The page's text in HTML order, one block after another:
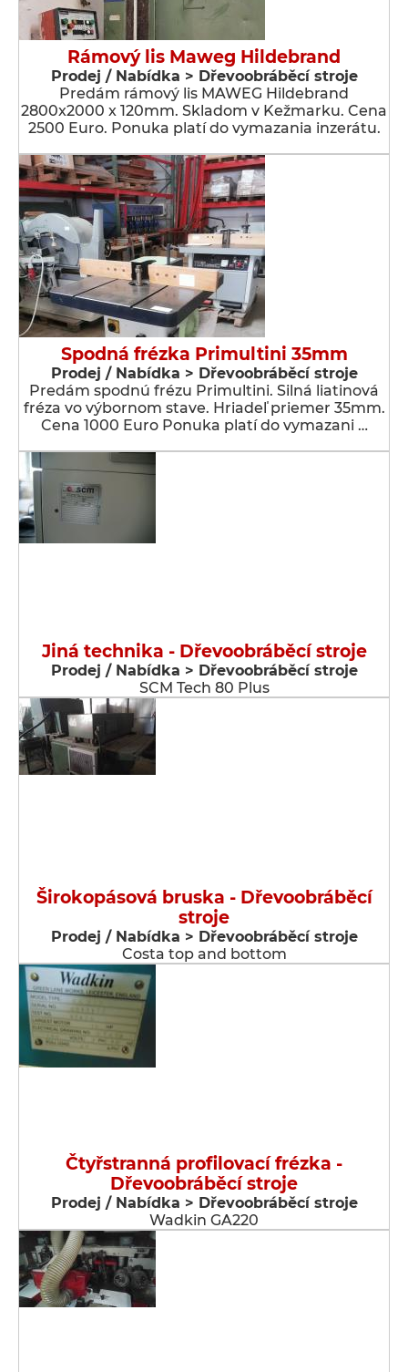
Rámový lis Maweg Hildebrand
Prodej / Nabídka > Dřevoobráběcí stroje
Predám rámový lis MAWEG Hildebrand
2800x2000 x 120mm. Skladom v Kežmarku. Cena
2500 Euro. Ponuka platí do vymazania inzerátu.
Spodná frézka Primultini 35mm
Prodej / Nabídka > Dřevoobráběcí stroje
Predám spodnú frézu Primultini. Silná liatinová
fréza vo výbornom stave. Hriadeľ priemer 35mm.
Cena 1000 Euro Ponuka platí do vymazani …
Jiná technika - Dřevoobráběcí stroje
Prodej / Nabídka > Dřevoobráběcí stroje
SCM Tech 80 Plus
Širokopásová bruska - Dřevoobráběcí
stroje
Prodej / Nabídka > Dřevoobráběcí stroje
Costa top and bottom
Čtyřstranná profilovací frézka -
Dřevoobráběcí stroje
Prodej / Nabídka > Dřevoobráběcí stroje
Wadkin GA220